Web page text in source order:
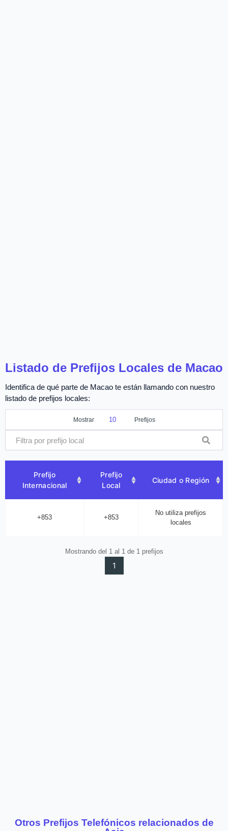
Listado de Prefijos Locales de Macao
Identifica de qué parte de Macao te están llamando con nuestro
listado de prefijos locales:
Mostrar Prefijos
Prefijo
Internacional
Prefijo
Local
Ciudad o Región
+853 +853
No utiliza prefijos
locales
Mostrando del 1 al 1 de 1 prefijos
1
Otros Prefijos Telefónicos relacionados de